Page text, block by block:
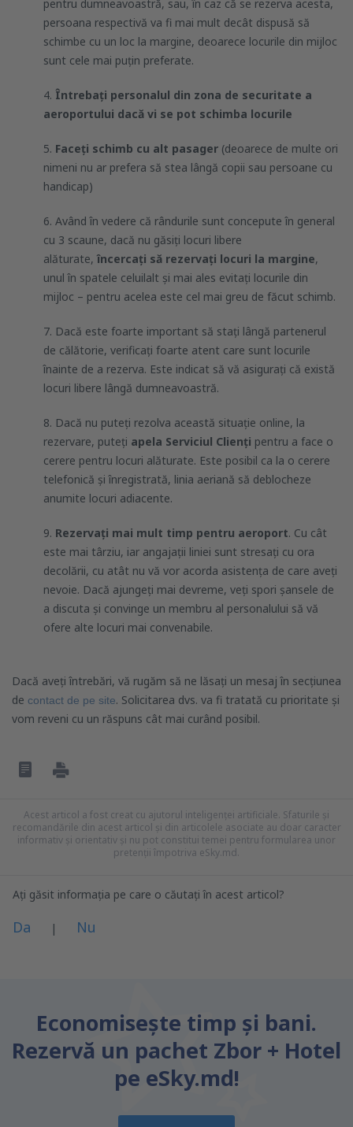
pentru dumneavoastră, sau, în caz că se rezerva acesta,
persoana respectivă va fi mai mult decât dispusă să
schimbe cu un loc la margine, deoarece locurile din mijloc
sunt cele mai puțin preferate.
4. Întrebați personalul din zona de securitate a
aeroportului dacă vi se pot schimba locurile
5. Faceți schimb cu alt pasager (deoarece de multe ori
nimeni nu ar prefera să stea lângă copii sau persoane cu
handicap)
6. Având în vedere că rândurile sunt concepute în general
cu 3 scaune, dacă nu găsiți locuri libere
alăturate, încercați să rezervați locuri la margine,
unul în spatele celuilalt și mai ales evitați locurile din
mijloc – pentru acelea este cel mai greu de făcut schimb.
7. Dacă este foarte important să stați lângă partenerul
de călătorie, verificați foarte atent care sunt locurile
înainte de a rezerva. Este indicat să vă asigurați că există
locuri libere lângă dumneavoastră.
8. Dacă nu puteți rezolva această situație online, la
rezervare, puteți apela Serviciul Clienți pentru a face o
cerere pentru locuri alăturate. Este posibil ca la o cerere
telefonică și înregistrată, linia aeriană să deblocheze
anumite locuri adiacente.
9. Rezervați mai mult timp pentru aeroport. Cu cât
este mai târziu, iar angajații liniei sunt stresați cu ora
decolării, cu atât nu vă vor acorda asistența de care aveți
nevoie. Dacă ajungeți mai devreme, veți spori șansele de
a discuta și convinge un membru al personalului să vă
ofere alte locuri mai convenabile.
Dacă aveți întrebări, vă rugăm să ne lăsați un mesaj în secțiunea
de contact de pe site. Solicitarea dvs. va fi tratată cu prioritate și
vom reveni cu un răspuns cât mai curând posibil.
Acest articol a fost creat cu ajutorul inteligenței artificiale. Sfaturile și
recomandările din acest articol și din articolele asociate au doar caracter
informativ și orientativ și nu pot constitui temei pentru formularea unor
pretenții împotriva eSky.md.
Ați găsit informația pe care o căutați în acest articol?
Da | Nu
Conține informații incorecte
Nu acoperă complet subiectul
Economiseşte timp și bani.
Rezervă un pachet Zbor + Hotel
pe eSky.md!